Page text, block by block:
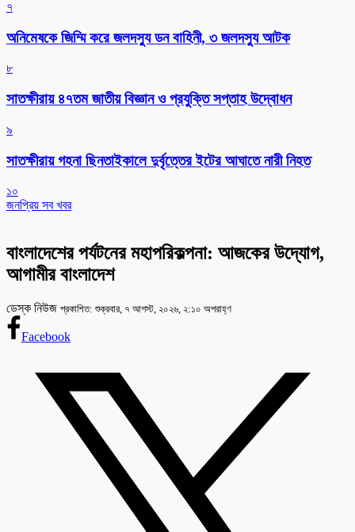
৭
অনিমেষকে জিম্মি করে জলদস্যু ডন বাহিনী, ৩ জলদস্যু আটক
৮
সাতক্ষীরায় ৪৭তম জাতীয় বিজ্ঞান ও প্রযুক্তি সপ্তাহ উদ্বোধন
৯
সাতক্ষীরায় গহনা ছিনতাইকালে দুর্বৃত্তের ইটের আঘাতে নারী নিহত
১০
জনপ্রিয় সব খবর
বাংলাদেশের পর্যটনের মহাপরিকল্পনা: আজকের উদ্যোগ,
আগামীর বাংলাদেশ
ডেস্ক নিউজ প্রকাশিত: শুক্রবার, ৭ আগস্ট, ২০২৬, ২:১০ অপরাহ্ণ
Facebook